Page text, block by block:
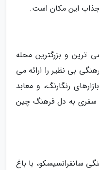
این مکان است.
ترین و بزرگترین محله
بی نظیر را ارائه می
رنگارنگ، و معابد
سفری به دل فرهنگ چین
سانفرانسیسکو، با باغ